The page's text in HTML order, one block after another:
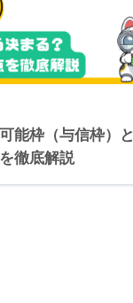
能枠（与信枠）と
徹底解説